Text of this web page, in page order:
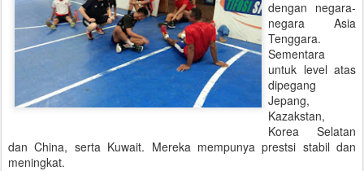
dengan negara-
negara Asia
Tenggara.
Sementara
untuk level atas
dipegang
Jepang,
Kazakstan,
Korea Selatan
dan China, serta Kuwait. Mereka mempunya prestsi stabil dan
meningkat.